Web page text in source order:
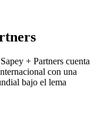
+ Partners cuenta
con una
bajo el lema